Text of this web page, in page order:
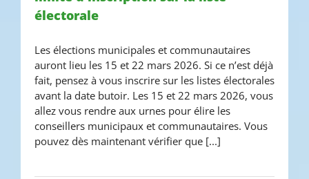
Élections municipales 2026 :
liste électorale
électorale
Les élections municipales et communautaires
auront lieu les 15 et 22 mars 2026. Si ce n’est déjà
fait, pensez à vous inscrire sur les listes électorales
avant la date butoir. Les 15 et 22 mars 2026, vous
allez vous rendre aux urnes pour élire les
conseillers municipaux et communautaires. Vous
pouvez dès maintenant vérifier que [...]